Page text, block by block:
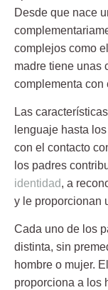
Desde que nace
complejos como
madre tiene unas
complementa con
Las
lenguaje hasta los
con el contacto
los padres
identidad, a
y le proporcionan
Cada uno de los
distinta, sin
hombre o mujer.
proporciona a los